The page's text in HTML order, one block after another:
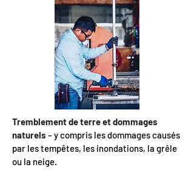
Tremblement de terre et dommages
naturels – y compris les dommages causés
par les tempêtes, les inondations, la grêle
ou la neige.